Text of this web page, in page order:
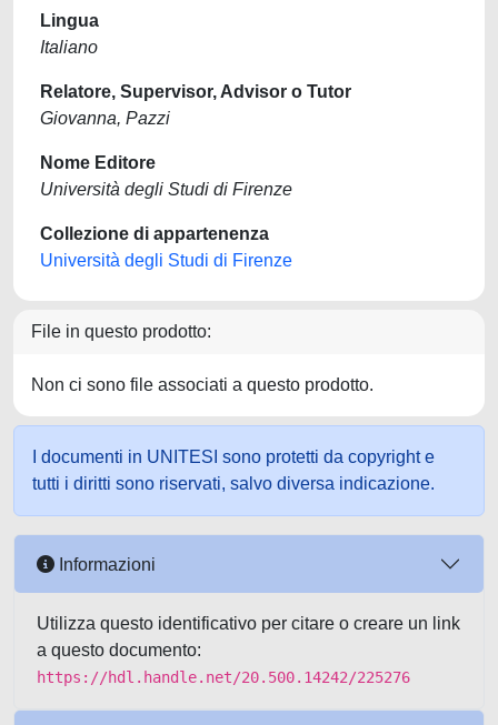
Lingua
Italiano
Relatore, Supervisor, Advisor o Tutor
Giovanna, Pazzi
Nome Editore
Università degli Studi di Firenze
Collezione di appartenenza
Università degli Studi di Firenze
File in questo prodotto:
Non ci sono file associati a questo prodotto.
I documenti in UNITESI sono protetti da copyright e
tutti i diritti sono riservati, salvo diversa indicazione.
Informazioni
Utilizza questo identificativo per citare o creare un link
a questo documento:
https://hdl.handle.net/20.500.14242/225276